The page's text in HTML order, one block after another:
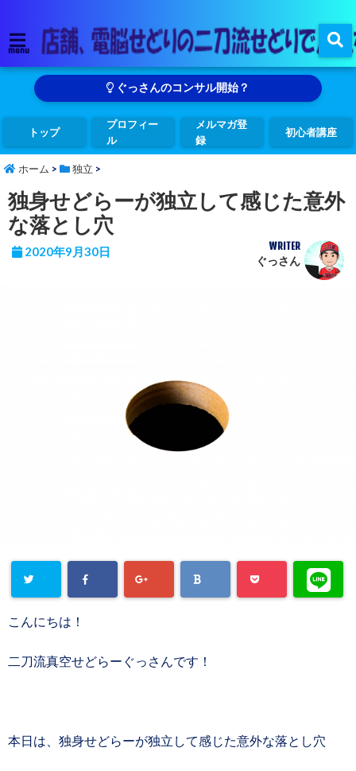
menu
ぐっさんのコンサル開始？
トップ
プロフィー
ル
メルマガ登
録
初心者講座
ホーム > 独立 >
独身せどらーが独立して感じた意外
な落とし穴
2020年9月30日 WRITER
ぐっさん
こんにちは！
二刀流真空せどらーぐっさんです！
本日は、独身せどらーが独立して感じた意外な落とし穴